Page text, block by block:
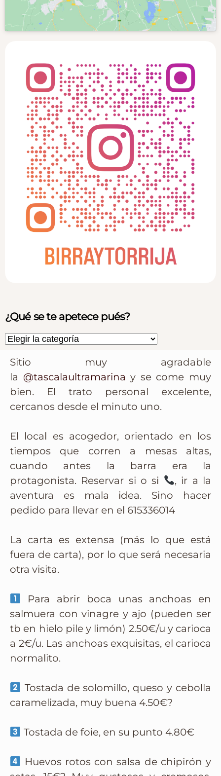
Sitio muy agradable
la @tascalaultramarina y se come muy
bien. El trato personal excelente,
cercanos desde el minuto uno.
El local es acogedor, orientado en los
tiempos que corren a mesas altas,
cuando antes la barra era la
protagonista. Reservar si o si
, ir a la
aventura es mala idea. Sino hacer
pedido para llevar en el 615336014
La carta es extensa (más lo que está
fuera de carta), por lo que será necesaria
otra visita.
Para abrir boca unas anchoas en
salmuera con vinagre y ajo (pueden ser
tb en hielo pile y limón) 2.50€/u y carioca
a 2€/u. Las anchoas exquisitas, el carioca
normalito.
Tostada de solomillo, queso y cebolla
caramelizada, muy buena 4.50€?
Tostada de foie, en su punto 4.80€
Huevos rotos con salsa de chipirón y
¿Qué se te apetece pués?